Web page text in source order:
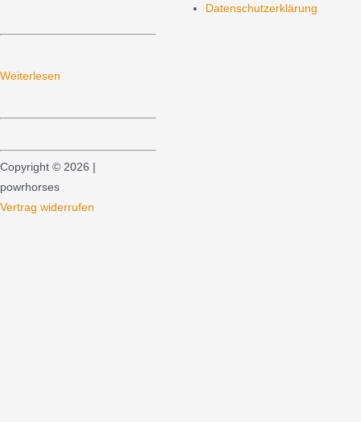
Weiterlesen
Datenschutzerklärung
Copyright © 2026 |
powrhorses
Vertrag widerrufen